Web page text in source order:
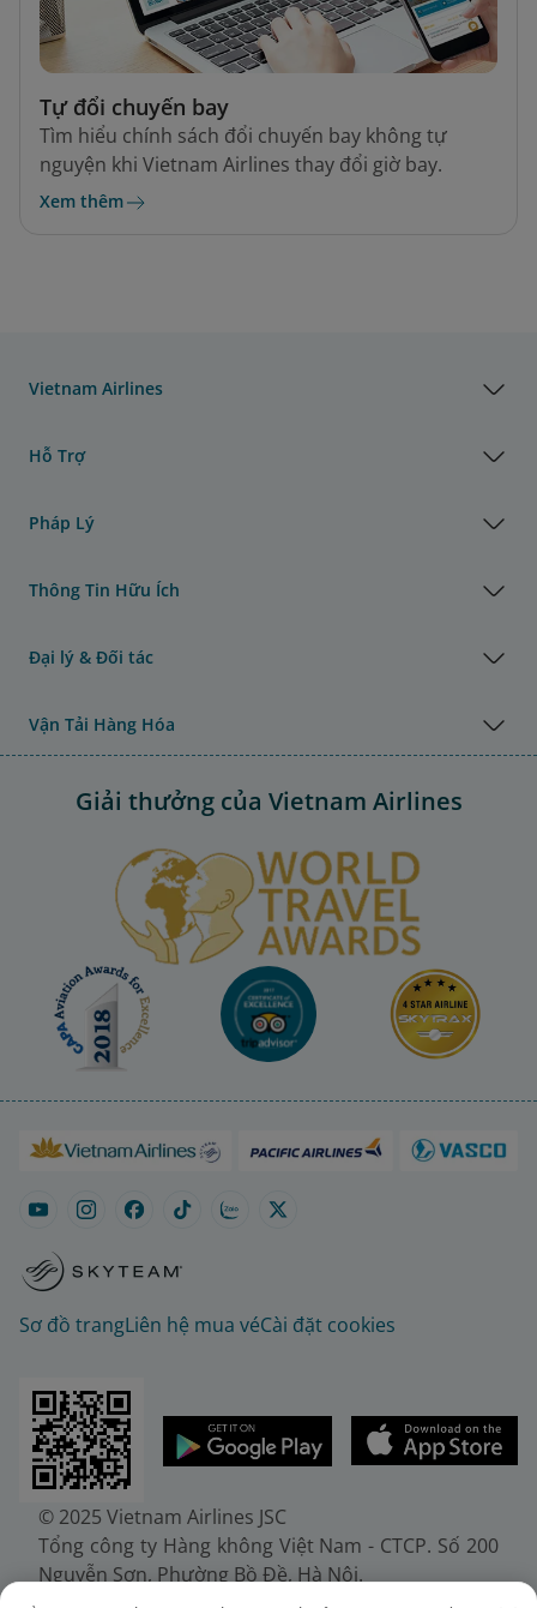
Tự đổi chuyến bay
Tìm hiểu chính sách đổi chuyến bay không tự
nguyện khi Vietnam Airlines thay đổi giờ bay.
Xem thêm
Vietnam Airlines
Hỗ Trợ
Pháp Lý
Thông Tin Hữu Ích
Đại lý & Đối tác
Vận Tải Hàng Hóa
Giải thưởng của Vietnam Airlines
Sơ đồ trangLiên hệ mua véCài đặt cookies
© 2025 Vietnam Airlines JSC
Tổng công ty Hàng không Việt Nam - CTCP. Số 200
Nguyễn Sơn, Phường Bồ Đề, Hà Nội.